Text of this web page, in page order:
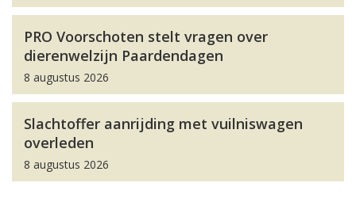
PRO Voorschoten stelt vragen over
dierenwelzijn Paardendagen
8 augustus 2026
Slachtoffer aanrijding met vuilniswagen
overleden
8 augustus 2026